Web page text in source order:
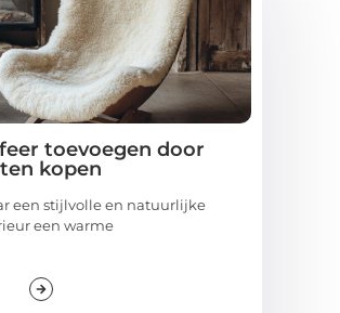
toevoegen door
kopen
een stijlvolle en natuurlijke
een warme